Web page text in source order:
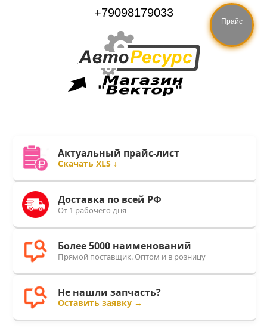
+79098179033
Актуальный прайс-лист
Скачать XLS ↓
Доставка по всей РФ
От 1 рабочего дня
Более 5000 наименований
Прямой поставщик. Оптом и в розницу
Не нашли запчасть?
Оставить заявку →
Прайс